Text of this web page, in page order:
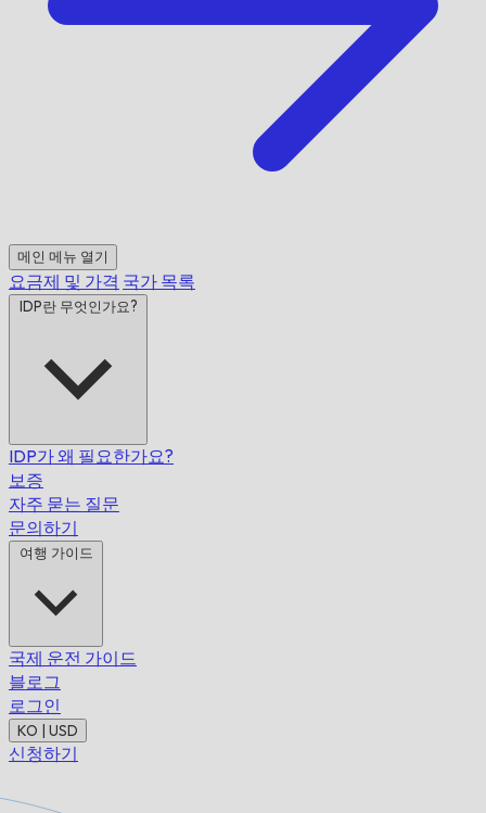
메인 메뉴 열기
요금제 및 가격 국가 목록
IDP란 무엇인가요?
IDP가 왜 필요한가요?
보증
자주 묻는 질문
문의하기
여행 가이드
국제 운전 가이드
블로그
로그인
KO | USD
신청하기